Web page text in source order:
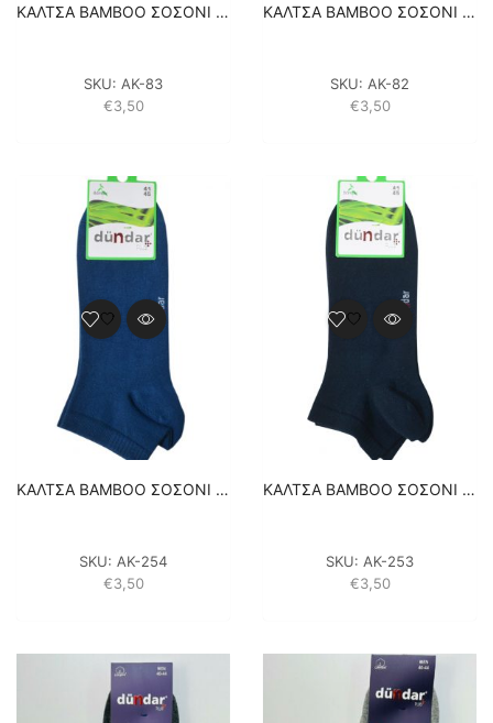
ΚΑΛΤΣΑ BAMBOO ΣΟΣΟΝΙ 1 ΖΕΥΓΑΡΙ (4605) – ΛΕΥΚΟ
SKU: ΑΚ-83
€3,50
ΚΑΛΤΣΑ BAMBOO ΣΟΣΟΝΙ 1 ΖΕΥΓΑΡΙ (4605) – ΜΑΥΡΟ
SKU: ΑΚ-82
€3,50
ΚΑΛΤΣΑ BAMBOO ΣΟΣΟΝΙ 1 ΖΕΥΓΑΡΙ (4605) – ΜΠΛΕ
SKU: ΑΚ-254
€3,50
ΚΑΛΤΣΑ BAMBOO ΣΟΣΟΝΙ 1 ΖΕΥΓΑΡΙ (4605) – ΜΠΛΕ ΣΚΟΥΡΟ
SKU: ΑΚ-253
€3,50